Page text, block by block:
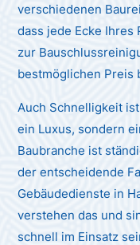
verschiedenen
dass jede Ecke
zur
bestmöglichen Preis
Auch Schnelligkeit
ein Luxus, sondern
Baubranche ist
der entscheidende
Gebäudedienste in
verstehen das und
schnell im Einsatz